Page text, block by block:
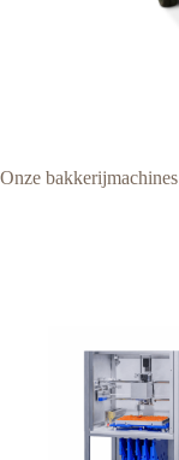
Onze bakkerijmachines